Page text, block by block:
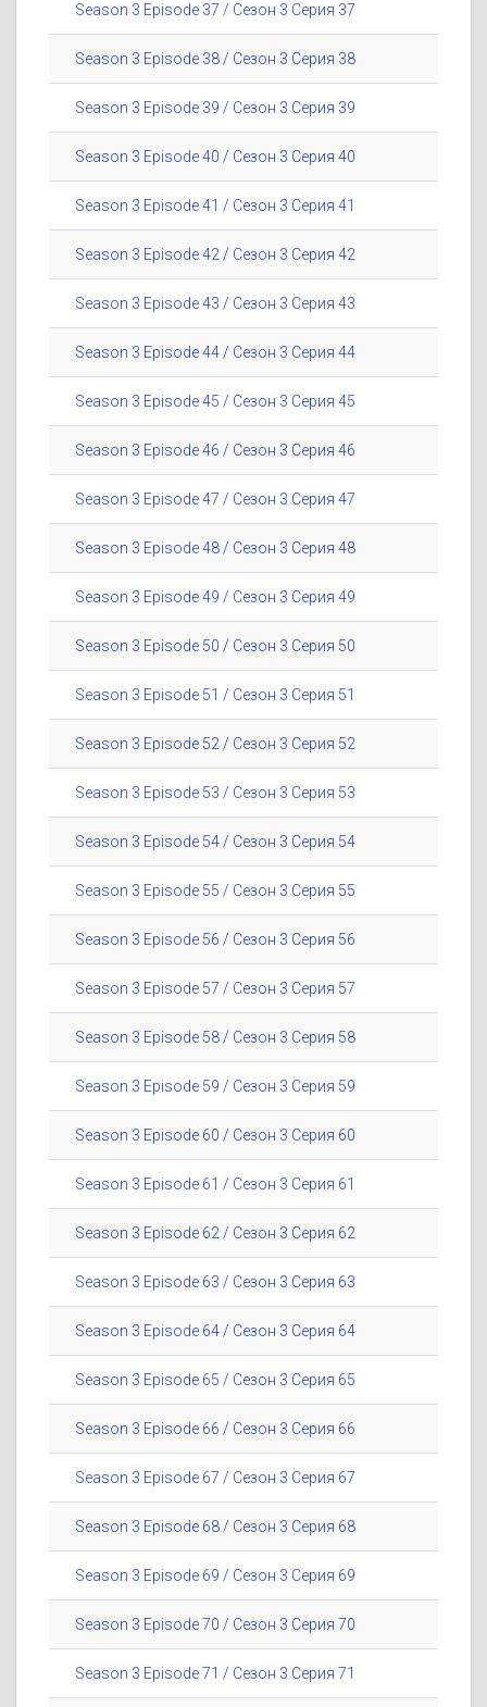
Season 3 Episode 37 / Сезон 3 Серия 37
Season 3 Episode 38 / Сезон 3 Серия 38
Season 3 Episode 39 / Сезон 3 Серия 39
Season 3 Episode 40 / Сезон 3 Серия 40
Season 3 Episode 41 / Сезон 3 Серия 41
Season 3 Episode 42 / Сезон 3 Серия 42
Season 3 Episode 43 / Сезон 3 Серия 43
Season 3 Episode 44 / Сезон 3 Серия 44
Season 3 Episode 45 / Сезон 3 Серия 45
Season 3 Episode 46 / Сезон 3 Серия 46
Season 3 Episode 47 / Сезон 3 Серия 47
Season 3 Episode 48 / Сезон 3 Серия 48
Season 3 Episode 49 / Сезон 3 Серия 49
Season 3 Episode 50 / Сезон 3 Серия 50
Season 3 Episode 51 / Сезон 3 Серия 51
Season 3 Episode 52 / Сезон 3 Серия 52
Season 3 Episode 53 / Сезон 3 Серия 53
Season 3 Episode 54 / Сезон 3 Серия 54
Season 3 Episode 55 / Сезон 3 Серия 55
Season 3 Episode 56 / Сезон 3 Серия 56
Season 3 Episode 57 / Сезон 3 Серия 57
Season 3 Episode 58 / Сезон 3 Серия 58
Season 3 Episode 59 / Сезон 3 Серия 59
Season 3 Episode 60 / Сезон 3 Серия 60
Season 3 Episode 61 / Сезон 3 Серия 61
Season 3 Episode 62 / Сезон 3 Серия 62
Season 3 Episode 63 / Сезон 3 Серия 63
Season 3 Episode 64 / Сезон 3 Серия 64
Season 3 Episode 65 / Сезон 3 Серия 65
Season 3 Episode 66 / Сезон 3 Серия 66
Season 3 Episode 67 / Сезон 3 Серия 67
Season 3 Episode 68 / Сезон 3 Серия 68
Season 3 Episode 69 / Сезон 3 Серия 69
Season 3 Episode 70 / Сезон 3 Серия 70
Season 3 Episode 71 / Сезон 3 Серия 71